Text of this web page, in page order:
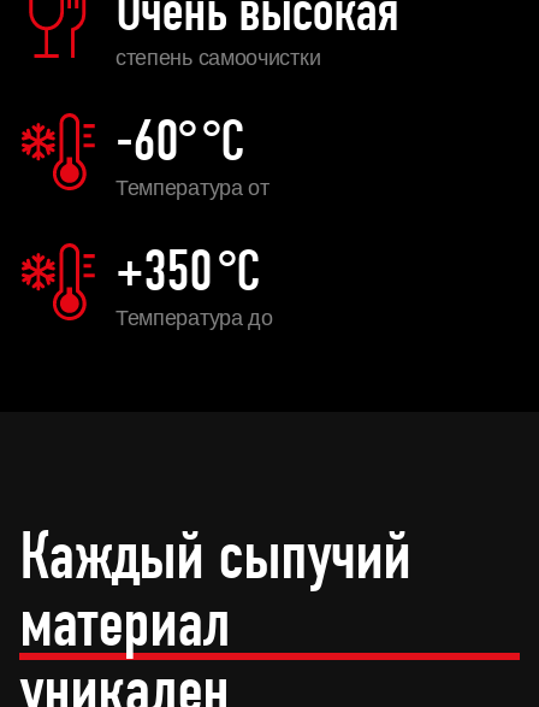
степень самоочистки
-60°°C
Температура от
+350°C
Температура до
Каждый сыпучий
материал
уникален